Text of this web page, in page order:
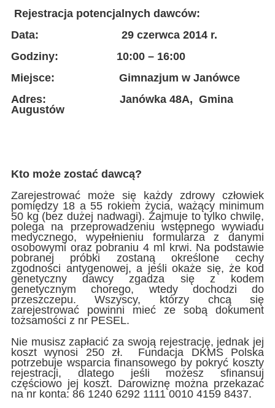
Rejestracja potencjalnych dawców:
Data: 29 czerwca 2014 r.
Godziny: 10:00 – 16:00
Miejsce: Gimnazjum w Janówce
Adres: Janówka 48A, Gmina
Augustów
Kto może zostać dawcą?
Zarejestrować może się każdy zdrowy człowiek
pomiędzy 18 a 55 rokiem życia, ważący minimum
50 kg (bez dużej nadwagi). Zajmuje to tylko chwilę,
polega na przeprowadzeniu wstępnego wywiadu
medycznego, wypełnieniu formularza z danymi
osobowymi oraz pobraniu 4 ml krwi. Na podstawie
pobranej próbki zostaną określone cechy
zgodności antygenowej, a jeśli okaże się, że kod
genetyczny dawcy zgadza się z kodem
genetycznym chorego, wtedy dochodzi do
przeszczepu. Wszyscy, którzy chcą się
zarejestrować powinni mieć ze sobą dokument
tożsamości z nr PESEL.
Nie musisz zapłacić za swoją rejestrację, jednak jej
koszt wynosi 250 zł. Fundacja DKMS Polska
potrzebuje wsparcia finansowego by pokryć koszty
rejestracji, dlatego jeśli możesz sfinansuj
częściowo jej koszt. Darowiznę można przekazać
na nr konta: 86 1240 6292 1111 0010 4159 8437.